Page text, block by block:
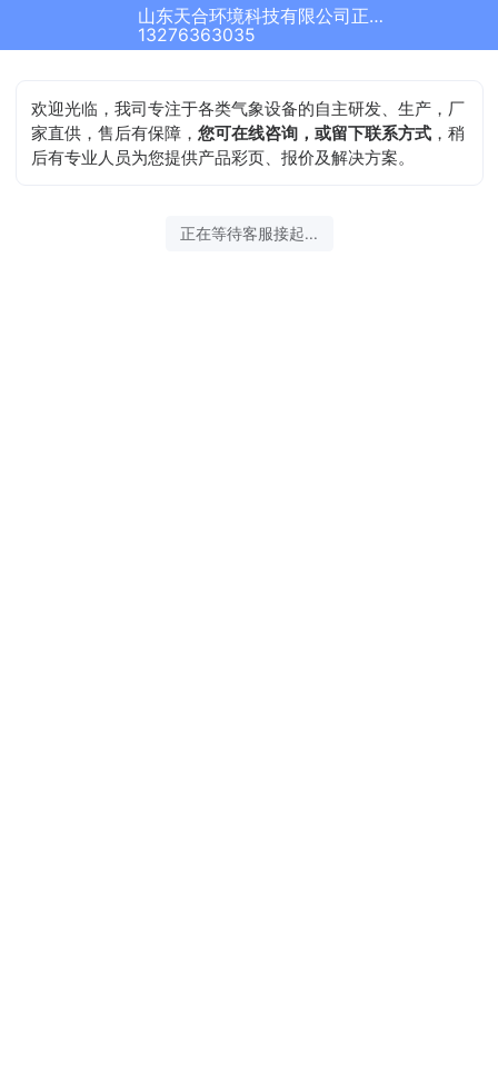
山东天合环境科技有限公司正在为您服务
13276363035
欢迎光临，我司专注于各类气象设备的自主研发、生产，厂
家直供，售后有保障，您可在线咨询，或留下联系方式 ，稍
后有专业人员为您提供产品彩页、报价及解决方案。
正在等待客服接起...